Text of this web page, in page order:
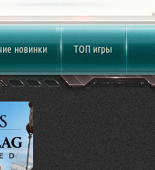
новинки ТОП игры